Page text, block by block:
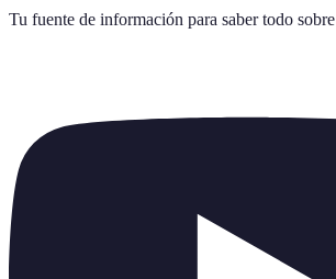
Tu fuente de información para saber todo sobre